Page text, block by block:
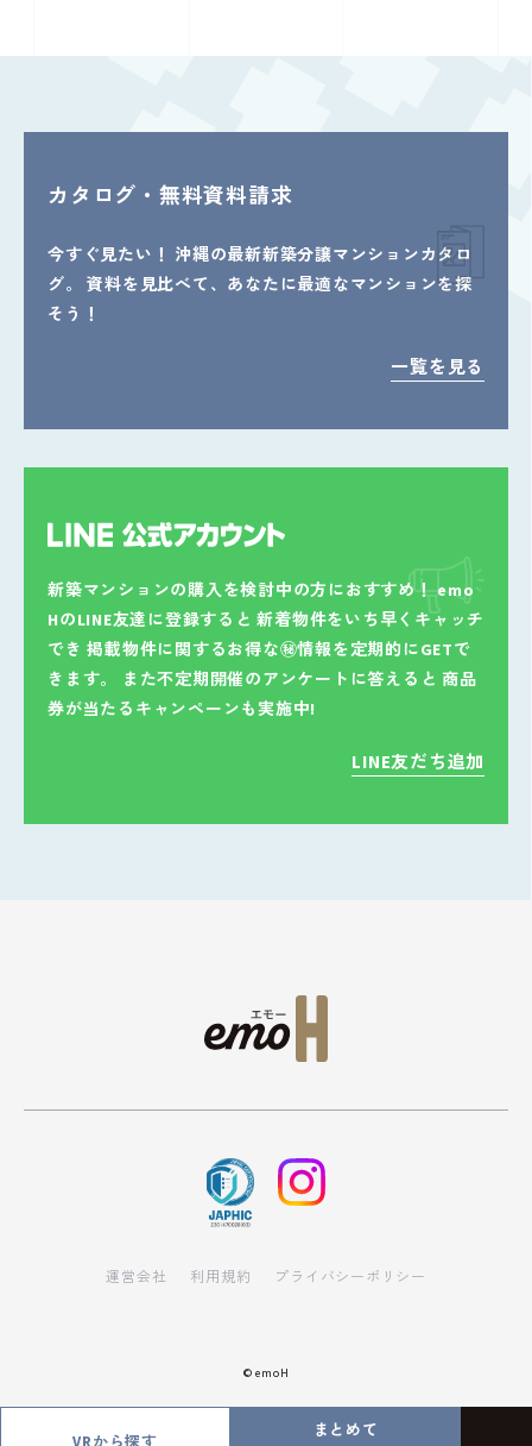
カタログ・無料資料請求
今すぐ見たい！
沖縄の最新新築分譲マンションカタロ
グ。
資料を見比べて、あなたに最適なマンションを探
そう！
一覧を見る
新築マンションの購入を検討中の方におすすめ！emo
HのLINE友達に登録すると 新着物件をいち早くキャッチ
でき 掲載物件に関するお得な㊙情報を定期的にGETで
きます。
また不定期開催のアンケートに答えると 商品
券が当たるキャンペーンも実施中!
LINE友だち追加
運営会社 利用規約 プライバシーポリシー
© emoH
VRから探す
まとめて